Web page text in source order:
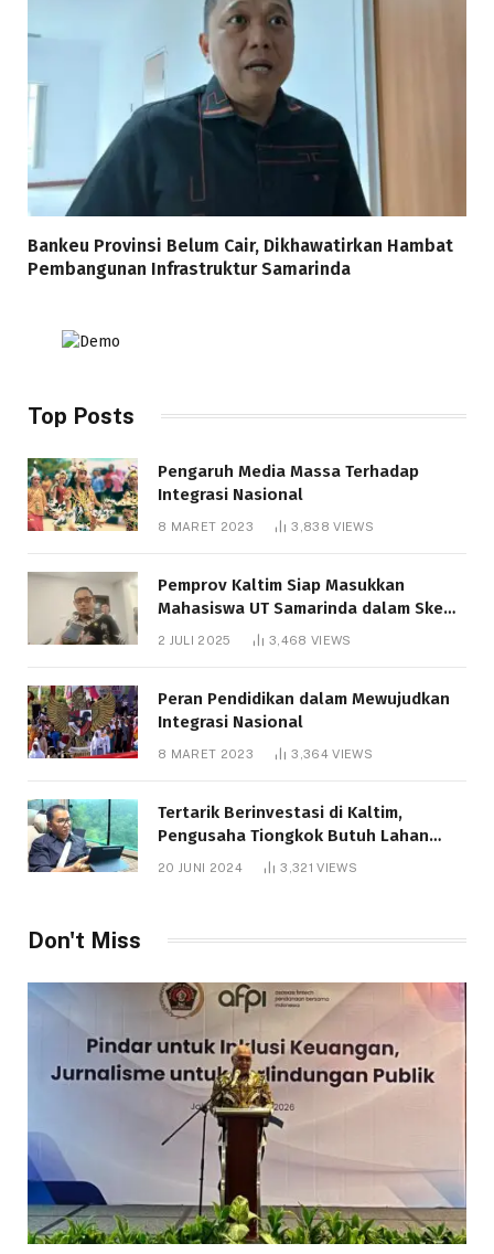
Bankeu Provinsi Belum Cair, Dikhawatirkan Hambat
Pembangunan Infrastruktur Samarinda
Top Posts
Pengaruh Media Massa Terhadap
Integrasi Nasional
8 MARET 2023 3,838VIEWS
Pemprov Kaltim Siap Masukkan
Mahasiswa UT Samarinda dalam Skema
Bantuan Pendidikan Gratispol
2 JULI 2025 3,468 VIEWS
Peran Pendidikan dalam Mewujudkan
Integrasi Nasional
8 MARET 2023 3,364VIEWS
Tertarik Berinvestasi di Kaltim,
Pengusaha Tiongkok Butuh Lahan
1.000 Hektare
20 JUNI 2024 3,321VIEWS
Don't Miss